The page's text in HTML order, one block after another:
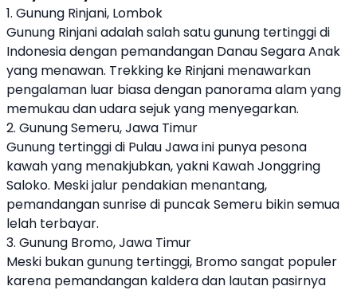
1. Gunung Rinjani, Lombok
Gunung Rinjani adalah salah satu gunung tertinggi di
Indonesia dengan pemandangan Danau Segara Anak
yang menawan. Trekking ke Rinjani menawarkan
pengalaman luar biasa dengan panorama alam yang
memukau dan udara sejuk yang menyegarkan.
2. Gunung Semeru, Jawa Timur
Gunung tertinggi di Pulau Jawa ini punya pesona
kawah yang menakjubkan, yakni Kawah Jonggring
Saloko. Meski jalur pendakian menantang,
pemandangan sunrise di puncak Semeru bikin semua
lelah terbayar.
3. Gunung Bromo, Jawa Timur
Meski bukan gunung tertinggi, Bromo sangat populer
karena pemandangan kaldera dan lautan pasirnya